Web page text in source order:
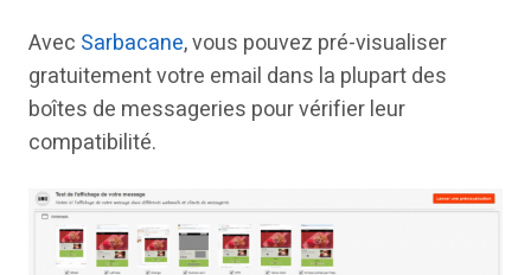
Avec Sarbacane, vous pouvez pré-visualiser
gratuitement votre email dans la plupart des
boîtes de messageries pour vérifier leur
compatibilité.